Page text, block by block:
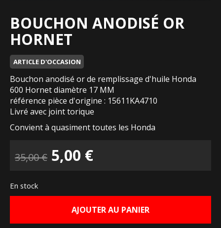
BOUCHON ANODISÉ OR
HORNET
ARTICLE D'OCCASION
Bouchon anodisé or de remplissage d'huile Honda
600 Hornet diamètre 17 MM
référence pièce d'origine : 15611KA4710
Livré avec joint torique
Convient à quasiment toutes les Honda
35,00€ Le
initial
était :
5,00 €Le
actuel
est :
En stock
AJOUTER AU PANIER